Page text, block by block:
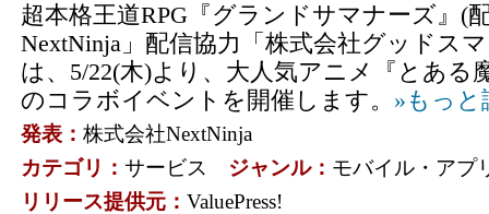
超本格王道RPG『グランドサマナーズ』(
NextNinja」配信協力「株式会社グッドス
は、5/22(木)より、大人気アニメ『とあ
のコラボイベントを開催します。 »もっと
発表： 株式会社NextNinja
カテゴリ： サービス ジャンル： モバイル・アプ
リリース提供元： ValuePress!